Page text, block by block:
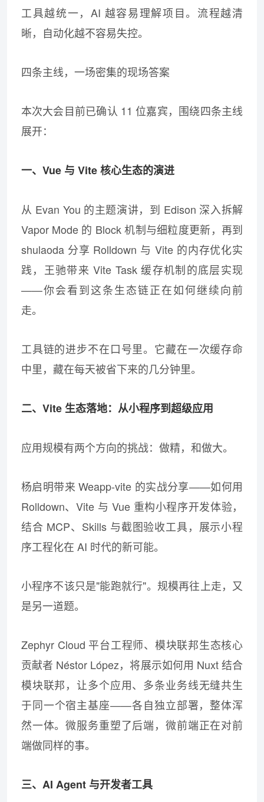
工具越统一，AI 越容易理解项目。流程越清
晰，自动化越不容易失控。
四条主线，一场密集的现场答案
本次大会目前已确认 11 位嘉宾，围绕四条主线
展开：
一、Vue 与 Vite 核心生态的演进
从 Evan You 的主题演讲，到 Edison 深入拆解
Vapor Mode 的 Block 机制与细粒度更新，再到
shulaoda 分享 Rolldown 与 Vite 的内存优化实
践，王驰带来 Vite Task 缓存机制的底层实现
——你会看到这条生态链正在如何继续向前
走。
工具链的进步不在口号里。它藏在一次缓存命
中里，藏在每天被省下来的几分钟里。
二、Vite 生态落地：从小程序到超级应用
应用规模有两个方向的挑战：做精，和做大。
杨启明带来 Weapp-vite 的实战分享——如何用
Rolldown、Vite 与 Vue 重构小程序开发体验，
结合 MCP、Skills 与截图验收工具，展示小程
序工程化在 AI 时代的新可能。
小程序不该只是"能跑就行"。规模再往上走，又
是另一道题。
Zephyr Cloud 平台工程师、模块联邦生态核心
贡献者 Néstor López，将展示如何用 Nuxt 结合
模块联邦，让多个应用、多条业务线无缝共生
于同一个宿主基座——各自独立部署，整体浑
然一体。微服务重塑了后端，微前端正在对前
端做同样的事。
三、AI Agent 与开发者工具